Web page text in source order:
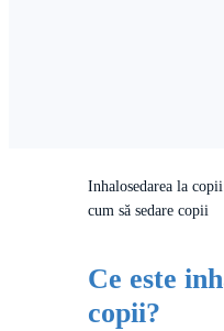
Inhalosedarea la
cum să sedare copii
Ce este
copii?